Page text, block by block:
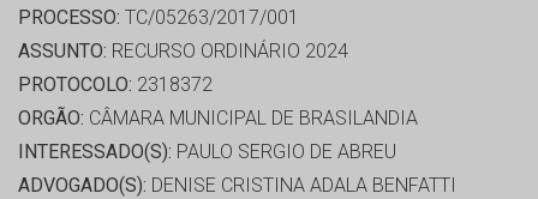
PROCESSO: TC/05263/2017/001
ASSUNTO: RECURSO ORDINÁRIO 2024
PROTOCOLO: 2318372
ORGÃO: CÂMARA MUNICIPAL DE BRASILANDIA
INTERESSADO(S): PAULO SERGIO DE ABREU
ADVOGADO(S): DENISE CRISTINA ADALA BENFATTI